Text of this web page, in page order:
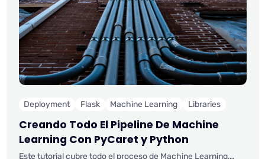
Deployment Flask Machine Learning Libraries
Creando Todo El Pipeline De Machine
Learning Con PyCaret y Python
Este tutorial cubre todo el proceso de Machine Learning,